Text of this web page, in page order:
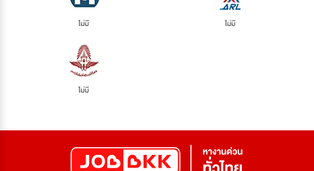
ไม่มี ไม่มี
ไม่มี